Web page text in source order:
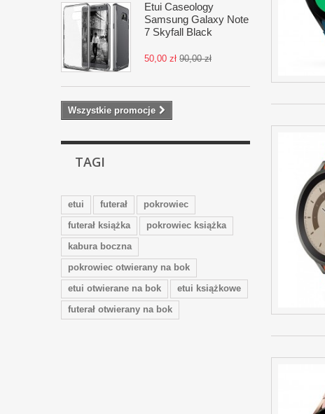
Etui Caseology
Samsung Galaxy Note
7 Skyfall Black
50,00 zł 90,00 zł
Wszystkie promocje
TAGI
etui futerał
pokrowiec
futerał książka
pokrowiec książka
kabura boczna
pokrowiec otwierany na bok
etui otwierane na bok
etui książkowe
futerał otwierany na bok